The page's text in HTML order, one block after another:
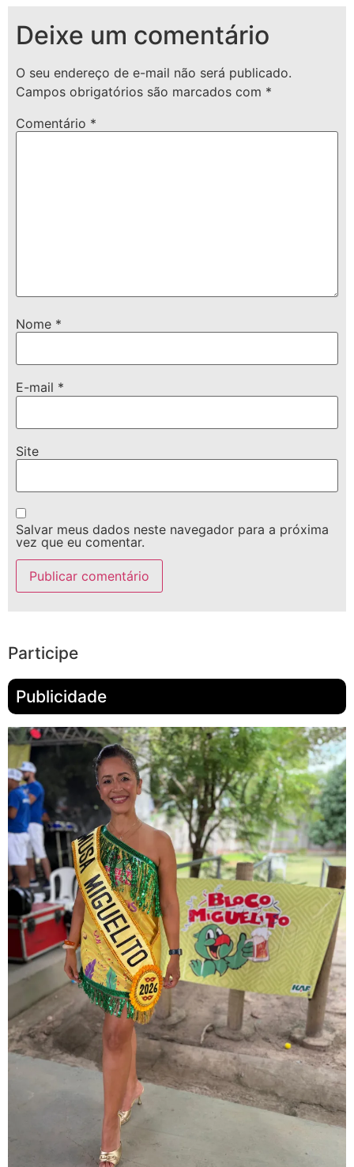
Deixe um comentário
O seu endereço de e-mail não será publicado.
Campos obrigatórios são marcados com *
Comentário *
Nome *
E-mail *
Site
Salvar meus dados neste navegador para a próxima
vez que eu comentar.
Participe
Publicidade